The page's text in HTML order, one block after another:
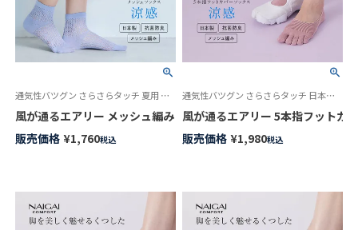
通気性バツグン さらさらタッチ 夏用 日本製 女性 婦人 靴下
風が通るエアリー メッシュ編み ソックス クルー丈 レディース
販売価格 ¥1,760税込
通気性バツグン さらさらタッチ 日本製 女性 婦人 靴下
風が通るエアリー 5本指フットカ
販売価格 ¥1,980税込